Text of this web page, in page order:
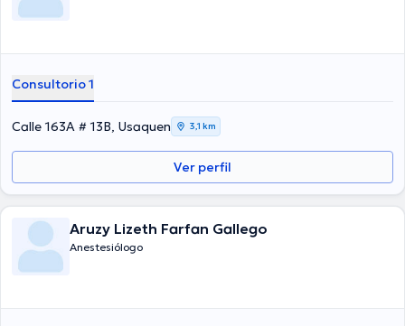
Consultorio 1
Calle 163A # 13B, Usaquen 3,1 km
Ver perfil
Aruzy Lizeth Farfan Gallego
Anestesiólogo